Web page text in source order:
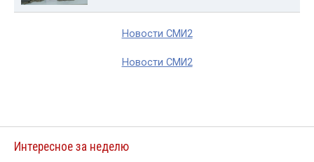
Новости СМИ2
Новости СМИ2
Интересное за неделю